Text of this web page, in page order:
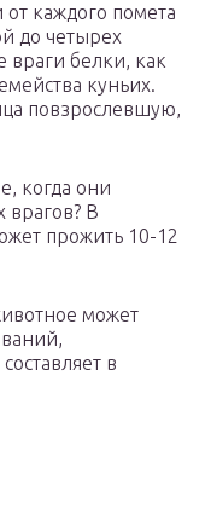
каждого помета
до четырех
враги белки, как
куньих.
повзрослевшую,
когда они
врагов? В
прожить 10-12
может
в